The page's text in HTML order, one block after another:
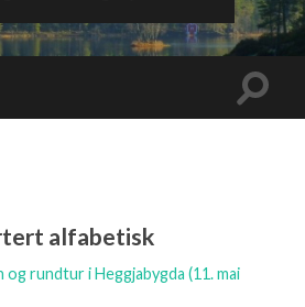
Veksle
alfabetisk
og rundtur i Heggjabygda(11. mai